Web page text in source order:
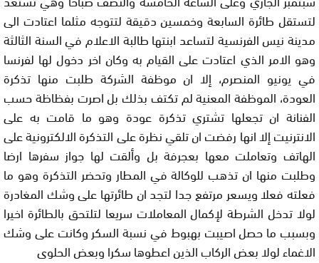
لتستقل طائرة السابعة وخمسين دقيقة لتتوجه مثلما اعتادت الى
مدينة نيس الفرنسية لتساعد ابنتها طالبة الاعلام في السنة الثالثة
وهو الامر الذي اعتادت على القيام به وكان اخر دخول لها لفرنسا
في يونيو المنصرم، إلا ان موظفة الشركة طلبت منها تذكرة
العودة، الموظفة المعنية لم تكتف بذلك بل اصرت بفظاظة حسب
الفنانة ان تجعلها تشتري تذكرة عودة وهو ما قامت به على
الانترنيت إلا انها رفضت ان تلقي نظرة على التذكرة الالكترونية على
الهاتف وتعاملت معها بعجرفة بل وألقت لها جواز سفرها ارضا
وطلبت منها ان تذهب للوكالة في المطار وتحضر التذكرة وهو ما
فعلته فعلا ويسعر مرتفع جدا لتجد ان طائرتها على وشك المغادرة
لولا تدخل الشرطة لإكمال المعاملات سريعا لتلتحق بالطائرة اخيرا
وبسبب ما حصل اصيبت بهبوط في نسبة السكر وكانت على وشك
الاغماء لولا بعض الركاب الذين اعطوها سكرا وبعض الحلوى